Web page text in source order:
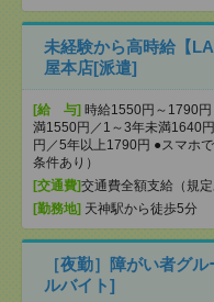
未経験から高時給【
屋本店[派遣]
[給 与] 時給1550円～1790
満1550円／1～3年未満1640
円／5年以上1790円 ●スマホ
条件あり）
[交通費]交通費全額支給（規定
[勤務地] 天神駅から徒歩5分
［夜勤］障がい者グ
ルバイト]